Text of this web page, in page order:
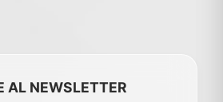
AL NEWSLETTER